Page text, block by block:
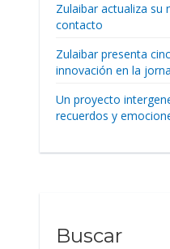
Zulaibar actualiza
contacto
Zulaibar presenta
innovación en la
Un proyecto
recuerdos y
Buscar